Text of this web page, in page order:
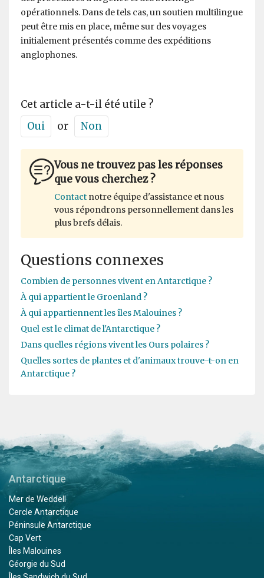
opérationnels. Dans de tels cas, un soutien multilingue
peut être mis en place, même sur des voyages
initialement présentés comme des expéditions
anglophones.
Cet article a-t-il été utile ?
Oui
or Non
Vous ne trouvez pas les réponses
que vous cherchez ?
Contact notre équipe d'assistance et nous
vous répondrons personnellement dans les
plus brefs délais.
Questions connexes
Combien de personnes vivent en Antarctique ?
À qui appartient le Groenland ?
À qui appartiennent les îles Malouines ?
Quel est le climat de l'Antarctique ?
Dans quelles régions vivent les Ours polaires ?
Quelles sortes de plantes et d'animaux trouve-t-on en
Antarctique ?
Antarctique
Mer de Weddell
Cercle Antarctique
Péninsule Antarctique
Cap Vert
Îles Malouines
Géorgie du Sud